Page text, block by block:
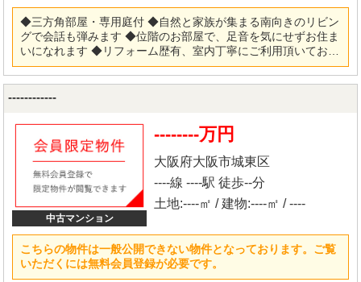
◆三方角部屋・専用庭付 ◆自然と家族が集まる南向きのリビン
グで会話も弾みます ◆位階のお部屋で、足音を気にせずお住ま
いになれます ◆リフォーム歴有、室内丁寧にご利用頂いており
ます ◆総戸数36戸・管理体制も良好です ◆駅近・スーパーなど
近く生活がしやすい住環境です ★お好きな仕様にリフォーム可
フォローまで「ワンストップ」でご対応致します！ ※当社では
ネットで他社様が広告している物件も同時に紹介・案内可能で
す。 併せて内覧を希望される際は、物件名を担当者までお申し
------------
中古マンション
--------万円
大阪府大阪市城東区
----線 ----駅 徒歩--分
土地:----㎡ / 建物:----㎡ / ----
こちらの物件は一般公開できない物件となっております。ご覧
いただくには無料会員登録が必要です。